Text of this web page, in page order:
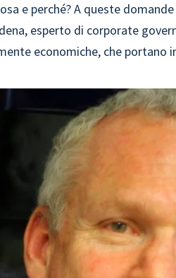
e perché? A queste
esperto di corporate
economiche, che portano